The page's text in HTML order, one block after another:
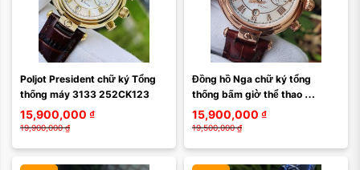
Poljot President chữ ký Tổng
thống máy 3133 252CK123
15,900,000 ₫
19,900,000 ₫
Đồng hồ Nga chữ ký tổng
thống bấm giờ thể thao
252CK059
15,900,000 ₫
19,500,000 ₫